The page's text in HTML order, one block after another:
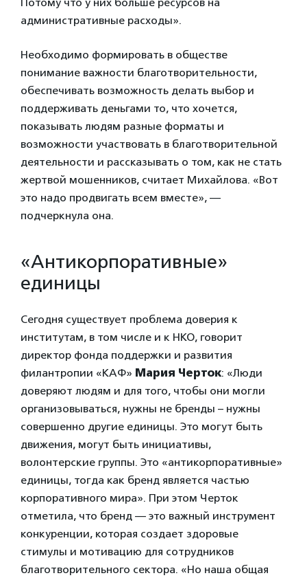
административные расходы».
Необходимо формировать в обществе
понимание важности благотворительности,
обеспечивать возможность делать выбор и
поддерживать деньгами то, что хочется,
показывать людям разные форматы и
возможности участвовать в благотворительной
деятельности и рассказывать о том, как не стать
жертвой мошенников, считает Михайлова. «Вот
это надо продвигать всем вместе», —
подчеркнула она.
«Антикорпоративные»
единицы
Сегодня существует проблема доверия к
институтам, в том числе и к НКО, говорит
директор фонда поддержки и развития
филантропии «КАФ» Мария Черток: «Люди
доверяют людям и для того, чтобы они могли
организовываться, нужны не бренды – нужны
совершенно другие единицы. Это могут быть
движения, могут быть инициативы,
волонтерские группы. Это «антикорпоративные»
единицы, тогда как бренд является частью
корпоративного мира». При этом Черток
отметила, что бренд — это важный инструмент
конкуренции, которая создает здоровые
стимулы и мотивацию для сотрудников
благотворительного сектора. «Но наша общая